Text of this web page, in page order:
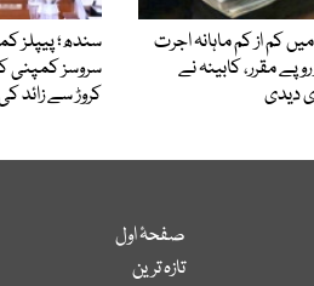
کم از کم ماہانہ اجرت
روپے مقرر، کابینہ نے
دیدی
سندھ؛ پیپلز
کروڑ سے زائد
صفحۂ اول
تازہ ترین